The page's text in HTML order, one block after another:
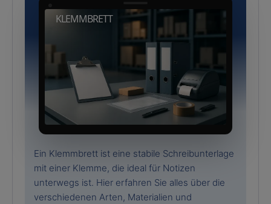
KLEMMBRETT
Ein Klemmbrett ist eine stabile Schreibunterlage
mit einer Klemme, die ideal für Notizen
unterwegs ist. Hier erfahren Sie alles über die
verschiedenen Arten, Materialien und